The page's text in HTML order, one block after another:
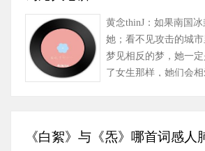
黄念thinJ：如果南国
她；看不见攻击的城市
梦见相反的梦，她一
了女生那样，她们会
《白絮》与《炁》哪首词感人